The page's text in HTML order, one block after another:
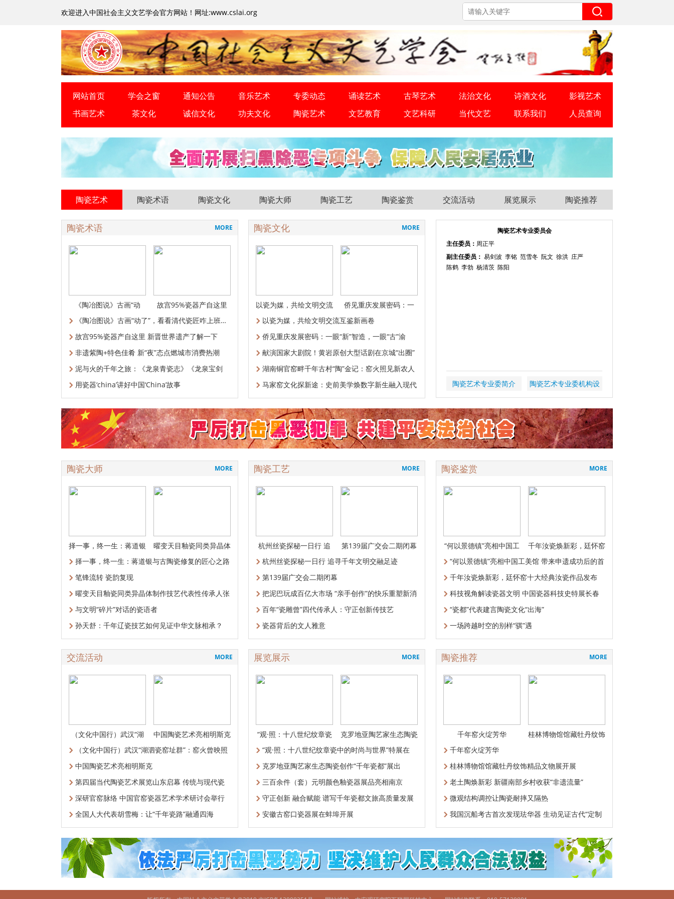
欢迎进入中国社会主义文艺学会官方网站！ 网址:www.cslai.org
网站首页 学会之窗 通知公告 音乐艺术 专委动态 诵读艺术 古琴艺术 法治文化 诗酒文化
影视艺术
书画艺术
茶文化 诚信文化 功夫文化 陶瓷艺术 文艺教育 文艺科研 当代文艺 联系我们 人员查询
陶瓷艺术 陶瓷术语 陶瓷文化 陶瓷大师 陶瓷工艺 陶瓷鉴赏 交流活动 展览展示 陶瓷推荐
陶瓷术语 MORE
《陶冶图说》古画“动
了”，看看清
故宫95%瓷器产自这里
新晋世界遗产
《陶冶图说》古画“动了”，看看清代瓷匠咋上班…
故宫95%瓷器产自这里 新晋世界遗产了解一下
非遗紫陶+特色佳肴 新“夜”态点燃城市消费热潮
泥与火的千年之旅：《龙泉青瓷志》《龙泉宝剑
志》
用瓷器‘china’讲好中国‘China’故事
陶瓷文化 MORE
以瓷为媒，共绘文明交流
互鉴新画卷
侨见重庆发展密码：一
眼“新”智造
以瓷为媒，共绘文明交流互鉴新画卷
侨见重庆发展密码：一眼“新”智造，一眼“古”渝
献演国家大剧院！黄岩原创大型话剧在京城“出圈”
湖南铜官窑畔千年古村“陶”金记：窑火照见新农人
马家窑文化探新途：史前美学焕数字新生融入现代
生
陶瓷艺术专业委员会
主任委员： 周正平
副主任委员： 易剑波 李铭 范雪冬 阮文 徐洪 庄严
陈鹤 李勃 杨清茨 陈阳
陶瓷艺术专业委简介
陶瓷艺术专业委机构设
置
陶瓷大师 MORE
择一事，终一生：蒋道银
与古陶瓷修
曜变天目釉瓷同类异晶体
制作技艺代
择一事，终一生：蒋道银与古陶瓷修复的匠心之路
笔锋流转 瓷韵复现
曜变天目釉瓷同类异晶体制作技艺代表性传承人张
惠
与文明“碎片”对话的瓷语者
孙天舒：千年辽瓷技艺如何见证中华文脉相承？
陶瓷工艺 MORE
杭州丝瓷探秘一日行 追
寻千年文明交
第139届广交会二期闭幕
杭州丝瓷探秘一日行 追寻千年文明交融足迹
第139届广交会二期闭幕
把泥巴玩成百亿大市场 “亲手创作”的快乐重塑新消
百年“瓷雕曾”四代传承人：守正创新传技艺
瓷器背后的文人雅意
陶瓷鉴赏 MORE
“何以景德镇”亮相中国工
美馆 带来
千年汝瓷焕新彩，廷怀窑
十大经典汝
“何以景德镇”亮相中国工美馆 带来申遗成功后的首
千年汝瓷焕新彩，廷怀窑十大经典汝瓷作品发布
科技视角解读瓷器文明 中国瓷器科技史特展长春
启幕
“瓷都”代表建言陶瓷文化“出海”
一场跨越时空的别样“骐”遇
交流活动 MORE
（文化中国行）武汉“湖
泗瓷窑址群
中国陶瓷艺术亮相明斯克
（文化中国行）武汉“湖泗瓷窑址群”：窑火曾映照
中国陶瓷艺术亮相明斯克
第四届当代陶瓷艺术展览山东启幕 传统与现代瓷
艺辉
深研官窑脉络 中国官窑瓷器艺术学术研讨会举行
全国人大代表胡雪梅：让“千年瓷路”融通四海
展览展示 MORE
“观·照：十八世纪纹章瓷
中的时尚
克罗地亚陶艺家生态陶瓷
创作“千年
“观·照：十八世纪纹章瓷中的时尚与世界”特展在
克罗地亚陶艺家生态陶瓷创作“千年瓷都”展出
三百余件（套）元明颜色釉瓷器展品亮相南京
守正创新 融合赋能 谱写千年瓷都文旅高质量发展
新
安徽古窑口瓷器展在蚌埠开展
陶瓷推荐 MORE
千年窑火绽芳华
桂林博物馆馆藏牡丹纹饰
千年窑火绽芳华
桂林博物馆馆藏牡丹纹饰精品文物展开展
老土陶焕新彩 新疆南部乡村收获“非遗流量”
微观结构调控让陶瓷耐摔又隔热
我国沉船考古首次发现珐华器 生动见证古代“定制
外